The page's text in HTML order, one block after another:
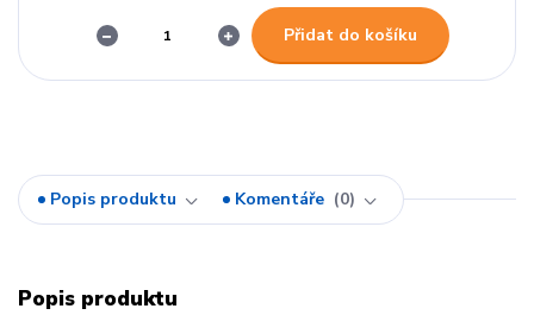
Přidat do košíku
Popis produktu Komentáře 0
Popis produktu